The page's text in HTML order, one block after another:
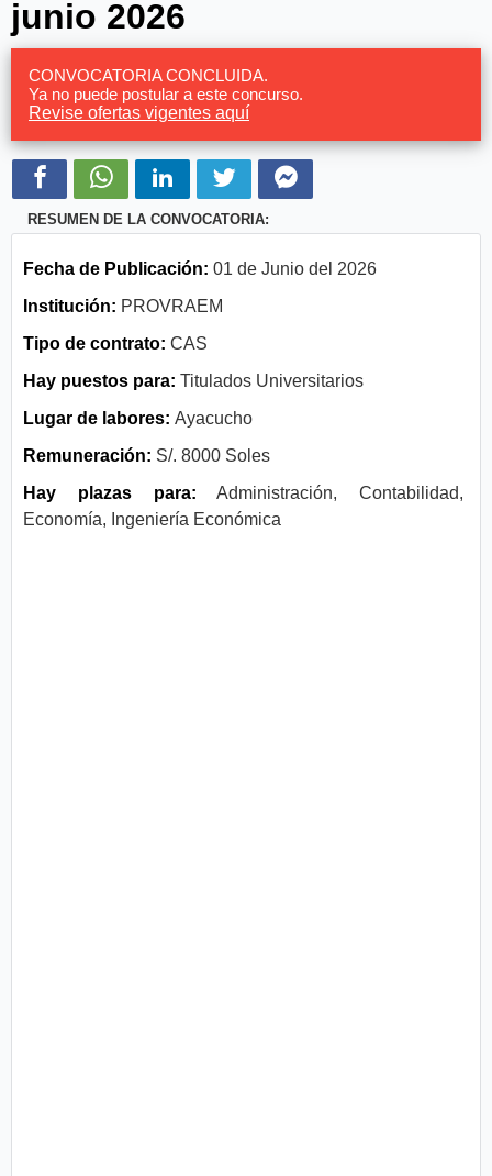
junio 2026
CONVOCATORIA CONCLUIDA.
Ya no puede postular a este concurso.
Revise ofertas vigentes aquí
RESUMEN DE LA CONVOCATORIA:
Fecha de Publicación: 01 de Junio del 2026
Institución: PROVRAEM
Tipo de contrato: CAS
Hay puestos para: Titulados Universitarios
Lugar de labores: Ayacucho
Remuneración: S/. 8000 Soles
Hay plazas para: Administración, Contabilidad,
Economía, Ingeniería Económica